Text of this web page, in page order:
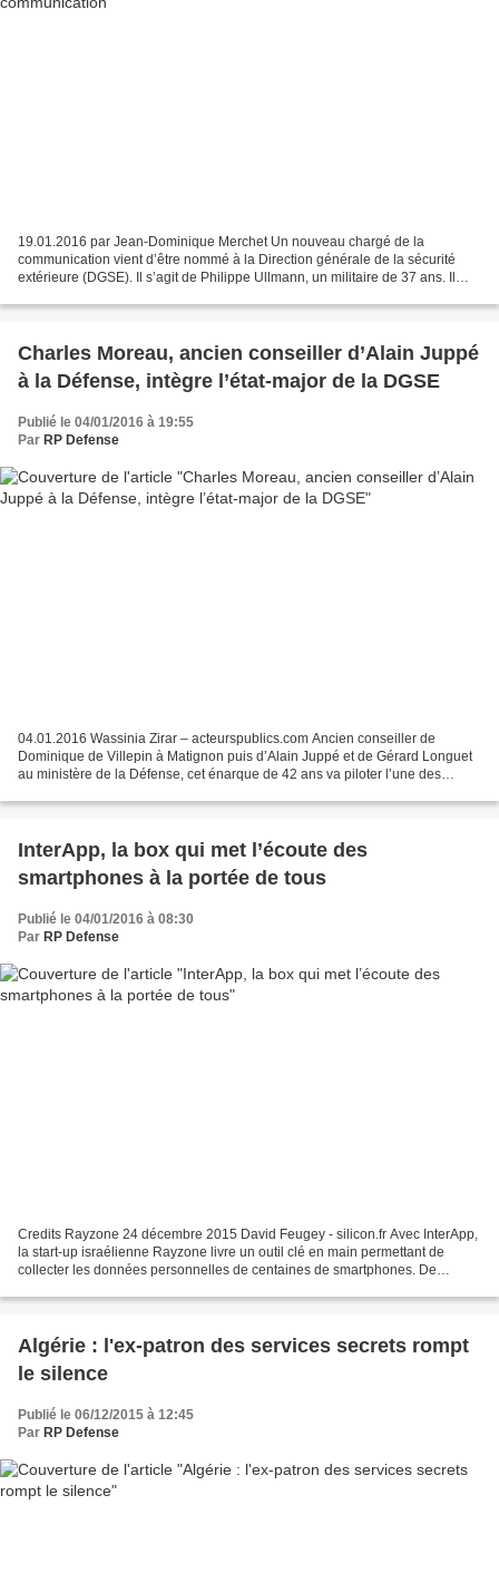
19.01.2016 par Jean-Dominique Merchet Un nouveau chargé de la
communication vient d’être nommé à la Direction générale de la sécurité
extérieure (DGSE). Il s’agit de Philippe Ullmann, un militaire de 37 ans. Il
Charles Moreau, ancien conseiller d’Alain Juppé
à la Défense, intègre l’état-major de la DGSE
Publié le 04/01/2016 à 19:55
Par RP Defense
04.01.2016 Wassinia Zirar – acteurspublics.com Ancien conseiller de
Dominique de Villepin à Matignon puis d’Alain Juppé et de Gérard Longuet
au ministère de la Défense, cet énarque de 42 ans va piloter l’une des
InterApp, la box qui met l’écoute des
smartphones à la portée de tous
Publié le 04/01/2016 à 08:30
Par RP Defense
Credits Rayzone 24 décembre 2015 David Feugey - silicon.fr Avec InterApp,
la start-up israélienne Rayzone livre un outil clé en main permettant de
collecter les données personnelles de centaines de smartphones. De
Algérie : l'ex-patron des services secrets rompt
le silence
Publié le 06/12/2015 à 12:45
Par RP Defense